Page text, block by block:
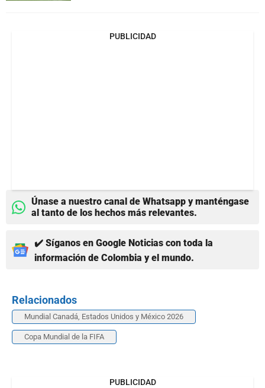
PUBLICIDAD
Únase a nuestro canal de Whatsapp y manténgase
al tanto de los hechos más relevantes.
✔️ Síganos en Google Noticias con toda la
información de Colombia y el mundo.
Relacionados
Mundial Canadá, Estados Unidos y México 2026
Copa Mundial de la FIFA
PUBLICIDAD